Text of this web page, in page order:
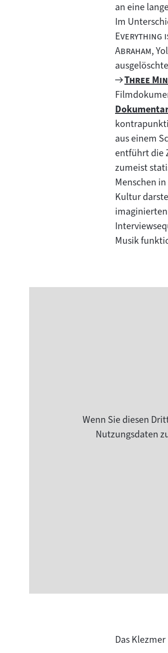
an eine
Im
Everything
Abraham",
Zum
"
Three
Zum
Inhalt:
aus einem
entführt die
zumeist
Menschen
Kultur
Musik
Wenn Sie diesen
Nutzungsdaten
Das